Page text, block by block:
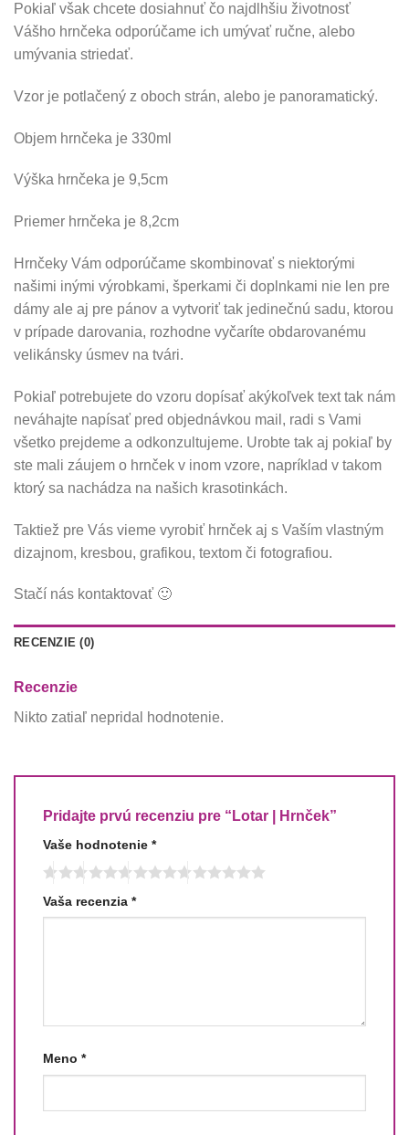
Pokiaľ však chcete dosiahnuť čo najdlhšiu životnosť
Vášho hrnčeka odporúčame ich umývať ručne, alebo
umývania striedať.
Vzor je potlačený z oboch strán, alebo je panoramatický.
Objem hrnčeka je 330ml
Výška hrnčeka je 9,5cm
Priemer hrnčeka je 8,2cm
Hrnčeky Vám odporúčame skombinovať s niektorými
našimi inými výrobkami, šperkami či doplnkami nie len pre
dámy ale aj pre pánov a vytvoriť tak jedinečnú sadu, ktorou
v prípade darovania, rozhodne vyčaríte obdarovanému
velikánsky úsmev na tvári.
Pokiaľ potrebujete do vzoru dopísať akýkoľvek text tak nám
neváhajte napísať pred objednávkou mail, radi s Vami
všetko prejdeme a odkonzultujeme. Urobte tak aj pokiaľ by
ste mali záujem o hrnček v inom vzore, napríklad v takom
ktorý sa nachádza na našich krasotinkách.
Taktiež pre Vás vieme vyrobiť hrnček aj s Vaším vlastným
dizajnom, kresbou, grafikou, textom či fotografiou.
Stačí nás kontaktovať 🙂
RECENZIE (0)
Recenzie
Nikto zatiaľ nepridal hodnotenie.
Pridajte prvú recenziu pre “Lotar | Hrnček”
Vaše hodnotenie *
Vaša recenzia *
Meno *